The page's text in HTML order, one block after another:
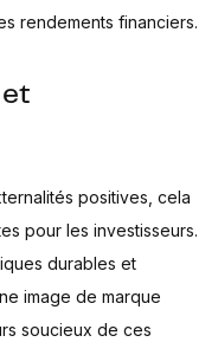
rendements financiers.
positives, cela
pour les investisseurs.
durables et
image de marque
soucieux de ces